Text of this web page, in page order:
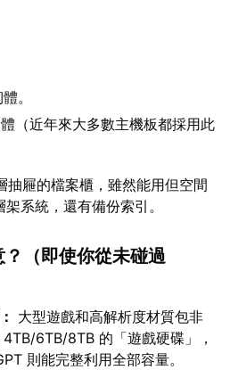
。
（近年來大多數主機板都採用此
抽屜的檔案櫃，雖然能用但空間
系統，還有備份索引。
（即使你從未碰過
大型遊戲和高解析度材質包非
6TB/8TB 的「遊戲硬碟」，
則能完整利用全部容量。